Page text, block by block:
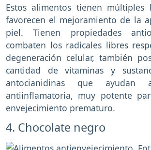
Estos alimentos tienen múltiples
favorecen el mejoramiento de la
piel. Tienen propiedades
combaten los radicales libres
degeneración celular, también
cantidad de vitaminas y
antocianidinas que
antiinflamatoria, muy potente
envejecimiento prematuro.
4. Chocolate negro